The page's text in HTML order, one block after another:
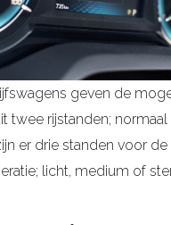
geven de
twee rijstanden;
er drie standen voor
licht, medium of